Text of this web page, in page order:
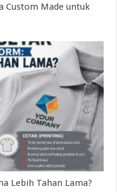
Custom Made untuk
Lebih Tahan Lama?